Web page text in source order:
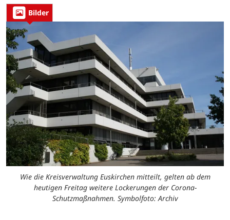
Bilder
Wie die Kreisverwaltung Euskirchen mitteilt, gelten ab dem
heutigen Freitag weitere Lockerungen der Corona-
Schutzmaßnahmen. Symbolfoto: Archiv